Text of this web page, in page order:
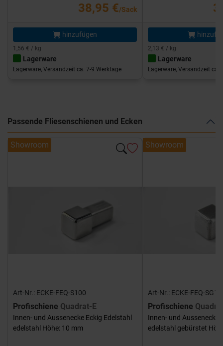
38,95 €/Sack
hinzufügen
1,56 € / kg
Lagerware
Lagerware, Versandzeit ca. 7-9 Werktage
2,13 € / kg
Lagerware
Lagerware, Versandzeit ca.
Passende Fliesenschienen und Ecken
Showroom
Art-Nr.: ECKE-FEQ-S100
Profischiene Quadrat-E
Innen- und Aussenecke Eckig Edelstahl
edelstahl Höhe: 10 mm
Showroom
Art-Nr.: ECKE-FEQ-
Profischiene
Innen- und Aussenecke
edelstahl gebürstet